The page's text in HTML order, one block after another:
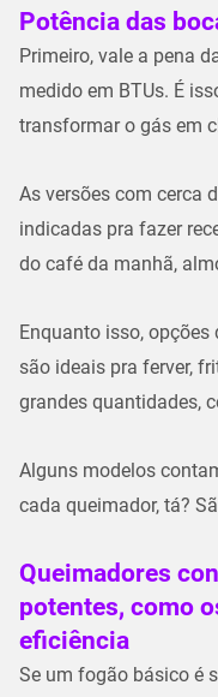
Potência das
Primeiro, vale a pena
medido em BTUs. É
transformar o gás em
As versões com cerca
indicadas pra fazer
do café da manhã,
Enquanto isso, opções
são ideais pra ferver,
grandes quantidades,
Alguns modelos
cada queimador, tá?
Queimadores
potentes, como
eficiência
Se um fogão básico é